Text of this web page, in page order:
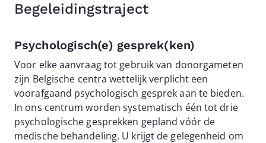
Begeleidingstraject
Psychologisch(e) gesprek(ken)
Voor elke aanvraag tot gebruik van donorgameten
zijn Belgische centra wettelijk verplicht een
voorafgaand psychologisch gesprek aan te bieden.
In ons centrum worden systematisch één tot drie
psychologische gesprekken gepland vóór de
medische behandeling. U krijgt de gelegenheid om